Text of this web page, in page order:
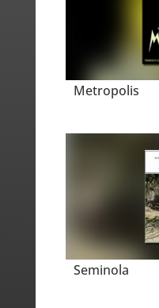
Metropolis
Seminola